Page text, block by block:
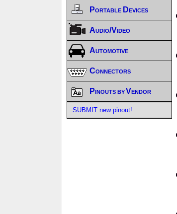
Portable Devices
Audio/Video
Automotive
Connectors
Pinouts by Vendor
SUBMIT new pinout!